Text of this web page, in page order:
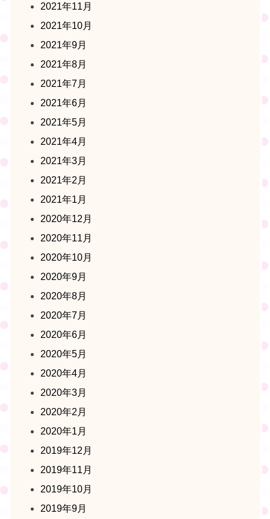
2021年11月
2021年10月
2021年9月
2021年8月
2021年7月
2021年6月
2021年5月
2021年4月
2021年3月
2021年2月
2021年1月
2020年12月
2020年11月
2020年10月
2020年9月
2020年8月
2020年7月
2020年6月
2020年5月
2020年4月
2020年3月
2020年2月
2020年1月
2019年12月
2019年11月
2019年10月
2019年9月